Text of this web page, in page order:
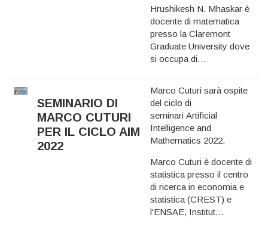
Hrushikesh N. Mhaskar è
docente di matematica
presso la Claremont
Graduate University dove
si occupa di…
SEMINARIO DI
MARCO CUTURI
PER IL CICLO AIM
2022
Marco Cuturi sarà ospite
del ciclo di
seminari Artificial
Intelligence and
Mathematics 2022.
Marco Cuturi è docente di
statistica presso il centro
di ricerca in economia e
statistica (CREST) e
l'ENSAE, Institut…